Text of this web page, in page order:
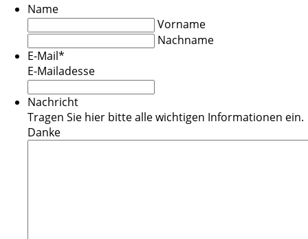
Name
Vorname
Nachname
E-Mail*
E-Mailadesse
Nachricht
Tragen Sie hier bitte alle wichtigen Informationen ein.
Danke